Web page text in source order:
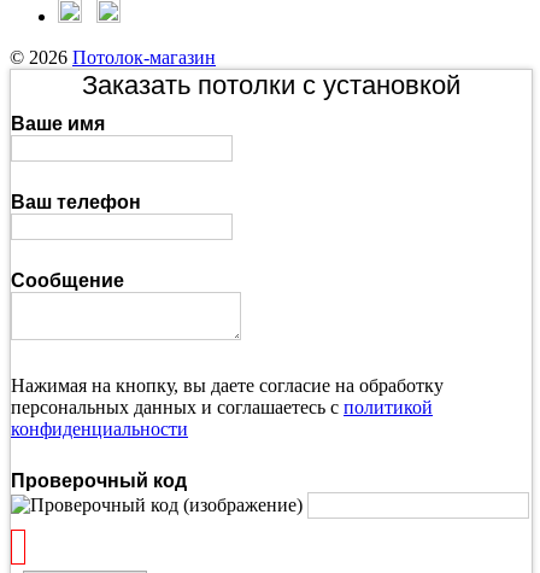
© 2026 Потолок-магазин
Заказать потолки с установкой
Ваше имя
Ваш телефон
Сообщение
Нажимая на кнопку, вы даете согласие на обработку
персональных данных и соглашаетесь с политикой
конфиденциальности
Проверочный код